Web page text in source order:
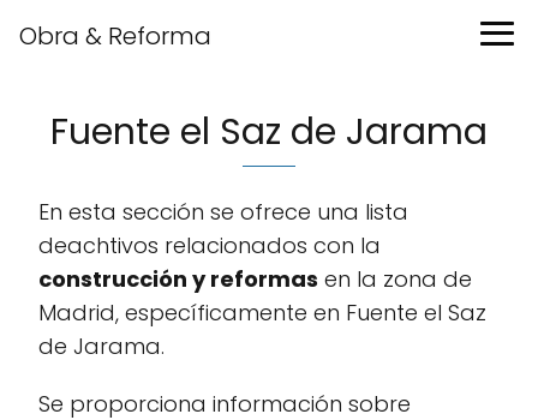
Obra & Reforma
Fuente el Saz de Jarama
En esta sección se ofrece una lista
deachtivos relacionados con la
construcción y reformas en la zona de
Madrid, específicamente en Fuente el Saz
de Jarama.
Se proporciona información sobre